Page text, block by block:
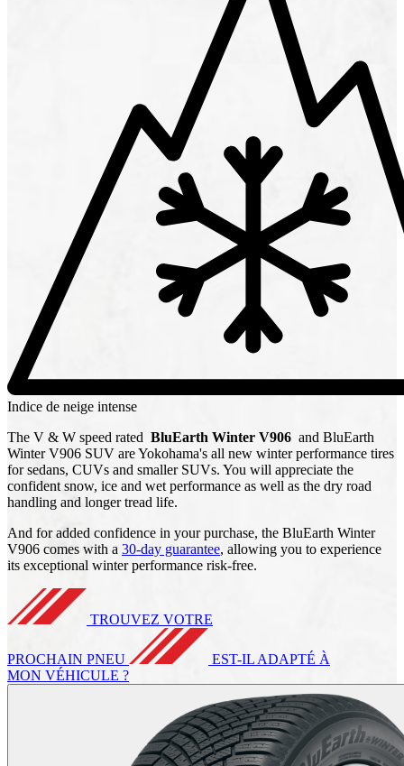
Indice de neige intense
The V & W speed rated BluEarth Winter V906 and BluEarth
Winter V906 SUV are Yokohama's all new winter performance tires
for sedans, CUVs and smaller SUVs. You will appreciate the
confident snow, ice and wet performance as well as the dry road
handling and longer tread life.
And for added confidence in your purchase, the BluEarth Winter
V906 comes with a 30-day guarantee, allowing you to experience
its exceptional winter performance risk-free.
TROUVEZ VOTRE
PROCHAIN PNEU
EST-IL ADAPTÉ À
MON VÉHICULE ?